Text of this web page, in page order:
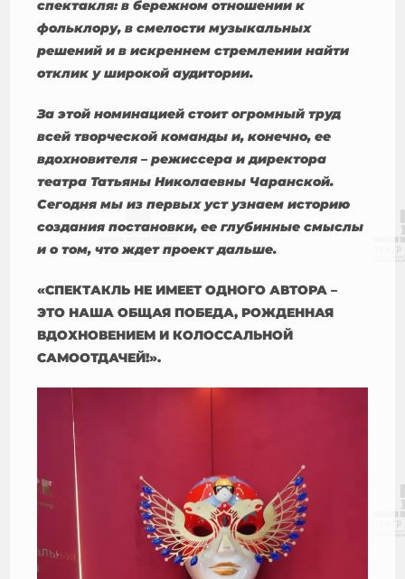
спектакля: в бережном отношении к
фольклору, в смелости музыкальных
решений и в искреннем стремлении найти
отклик у широкой аудитории.
За этой номинацией стоит огромный труд
всей творческой команды и, конечно, ее
вдохновителя – режиссера и директора
театра Татьяны Николаевны Чаранской.
Сегодня мы из первых уст узнаем историю
создания постановки, ее глубинные смыслы
и о том, что ждет проект дальше.
«СПЕКТАКЛЬ НЕ ИМЕЕТ ОДНОГО АВТОРА –
ЭТО НАША ОБЩАЯ ПОБЕДА, РОЖДЕННАЯ
ВДОХНОВЕНИЕМ И КОЛОССАЛЬНОЙ
САМООТДАЧЕЙ!».